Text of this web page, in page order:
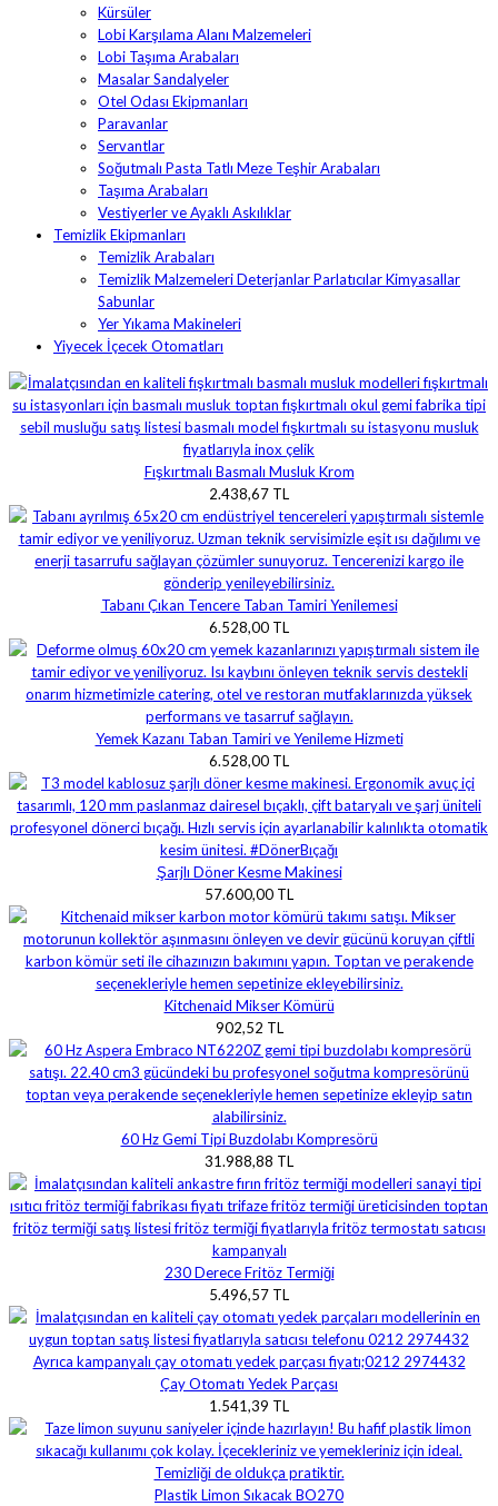
Kürsüler
Lobi Karşılama Alanı Malzemeleri
Lobi Taşıma Arabaları
Masalar Sandalyeler
Otel Odası Ekipmanları
Paravanlar
Servantlar
Soğutmalı Pasta Tatlı Meze Teşhir Arabaları
Taşıma Arabaları
Vestiyerler ve Ayaklı Askılıklar
Temizlik Ekipmanları
Temizlik Arabaları
Temizlik Malzemeleri Deterjanlar Parlatıcılar Kimyasallar
Sabunlar
Yer Yıkama Makineleri
Yiyecek İçecek Otomatları
Fışkırtmalı Basmalı Musluk Krom
2.438,67 TL
Tabanı Çıkan Tencere Taban Tamiri Yenilemesi
6.528,00 TL
Yemek Kazanı Taban Tamiri ve Yenileme Hizmeti
6.528,00 TL
Şarjlı Döner Kesme Makinesi
57.600,00 TL
Kitchenaid Mikser Kömürü
902,52 TL
60 Hz Gemi Tipi Buzdolabı Kompresörü
31.988,88 TL
230 Derece Fritöz Termiği
5.496,57 TL
Çay Otomatı Yedek Parçası
1.541,39 TL
Plastik Limon Sıkacak BO270